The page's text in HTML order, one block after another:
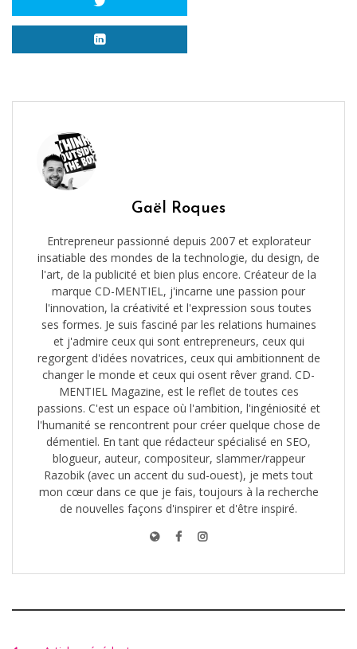
Gaël Roques
Entrepreneur passionné depuis 2007 et explorateur
insatiable des mondes de la technologie, du design, de
l'art, de la publicité et bien plus encore. Créateur de la
marque CD-MENTIEL, j'incarne une passion pour
l'innovation, la créativité et l'expression sous toutes
ses formes. Je suis fasciné par les relations humaines
et j'admire ceux qui sont entrepreneurs, ceux qui
regorgent d'idées novatrices, ceux qui ambitionnent de
changer le monde et ceux qui osent rêver grand. CD-
MENTIEL Magazine, est le reflet de toutes ces
passions. C'est un espace où l'ambition, l'ingéniosité et
l'humanité se rencontrent pour créer quelque chose de
démentiel. En tant que rédacteur spécialisé en SEO,
blogueur, auteur, compositeur, slammer/rappeur
Razobik (avec un accent du sud-ouest), je mets tout
mon cœur dans ce que je fais, toujours à la recherche
de nouvelles façons d'inspirer et d'être inspiré.